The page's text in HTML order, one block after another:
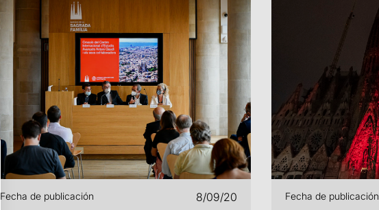
Fecha de publicación 8/09/20 Fecha de publicación